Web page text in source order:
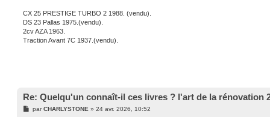
CX 25 PRESTIGE TURBO 2 1988. (vendu).
DS 23 Pallas 1975.(vendu).
2cv AZA 1963.
Traction Avant 7C 1937.(vendu).
Re: Quelqu'un connaît-il ces livres ? l'art de la rénovation
MparCHARLYSTONE » 24 avr. 2026, 10:52